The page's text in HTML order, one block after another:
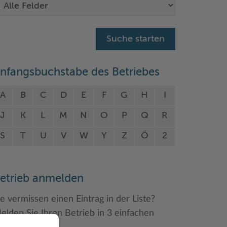
des Betriebes
A B C D E F G H
J K L M N O P Q R
S T U V W Y Z Ö 2
anmelden
vermissen einen Eintrag in der Liste?
Sie Ihren Betrieb in 3 einfachen